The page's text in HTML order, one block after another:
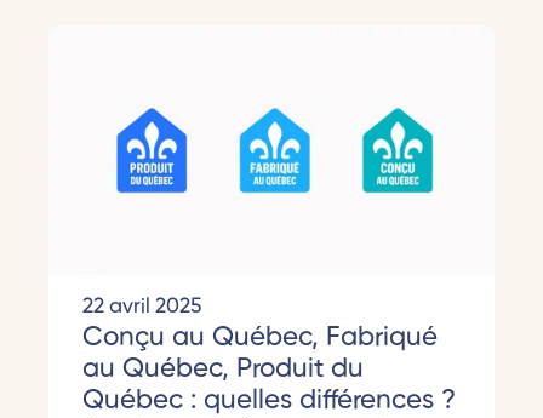
22 avril 2025
Conçu au Québec, Fabriqué
au Québec, Produit du
Québec : quelles différences ?